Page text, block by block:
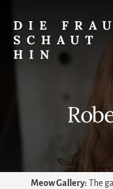
content
Seitenspalte
springen
DIE FRAU
SCHAUT
HIN
Meow Gallery: The